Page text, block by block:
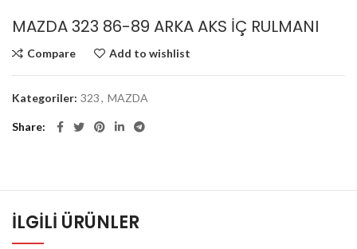
MAZDA 323 86-89 ARKA AKS İÇ RULMANI
Compare Add to wishlist
Kategoriler: 323, MAZDA
Share
İLGILI ÜRÜNLER